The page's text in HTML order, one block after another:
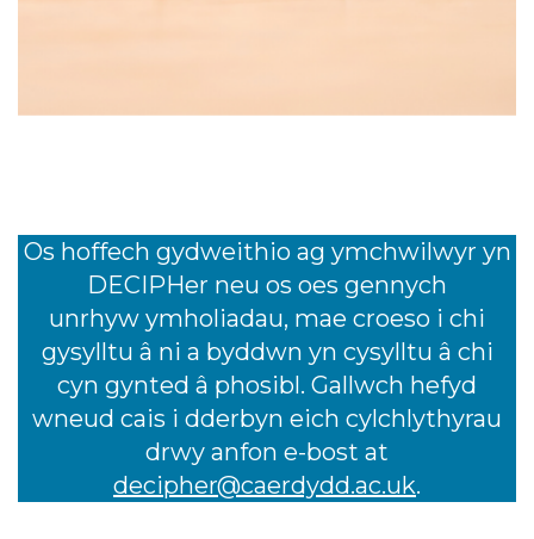
Os hoffech gydweithio ag ymchwilwyr yn
DECIPHer neu os oes gennych
unrhyw ymholiadau, mae croeso i chi
gysylltu â ni a byddwn yn cysylltu â chi
cyn gynted â phosibl. Gallwch hefyd
wneud cais i dderbyn eich cylchlythyrau
drwy anfon e-bost at
decipher@caerdydd.ac.uk.